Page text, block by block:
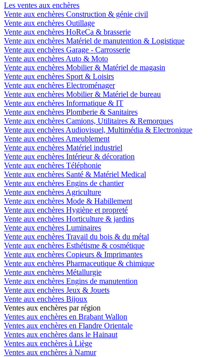
Les ventes aux enchères
Vente aux enchères Construction & génie civil
Vente aux enchères Outillage
Vente aux enchères HoReCa & brasserie
Vente aux enchères Matériel de manutention & Logistique
Vente aux enchères Garage - Carrosserie
Vente aux enchères Auto & Moto
Vente aux enchères Mobilier & Matériel de magasin
Vente aux enchères Sport & Loisirs
Vente aux enchères Electroménager
Vente aux enchères Mobilier & Matériel de bureau
Vente aux enchères Informatique & IT
Vente aux enchères Plomberie & Sanitaires
Vente aux enchères Camions, Utilitaires & Remorques
Vente aux enchères Audiovisuel, Multimédia & Electronique
Vente aux enchères Ameublement
Vente aux enchères Matériel industriel
Vente aux enchères Intérieur & décoration
Vente aux enchères Téléphonie
Vente aux enchères Santé & Matériel Medical
Vente aux enchères Engins de chantier
Vente aux enchères Agriculture
Vente aux enchères Mode & Habillement
Vente aux enchères Hygiène et propreté
Vente aux enchères Horticulture & jardins
Vente aux enchères Luminaires
Vente aux enchères Travail du bois & du métal
Vente aux enchères Esthétisme & cosmétique
Vente aux enchères Copieurs & Imprimantes
Vente aux enchères Pharmaceutique & chimique
Vente aux enchères Métallurgie
Vente aux enchères Engins de manutention
Vente aux enchères Jeux & Jouets
Vente aux enchères Bijoux
Ventes aux enchères par région
Ventes aux enchères en Brabant Wallon
Ventes aux enchères en Flandre Orientale
Ventes aux enchères dans le Hainaut
Ventes aux enchères à Liège
Ventes aux enchères à Namur